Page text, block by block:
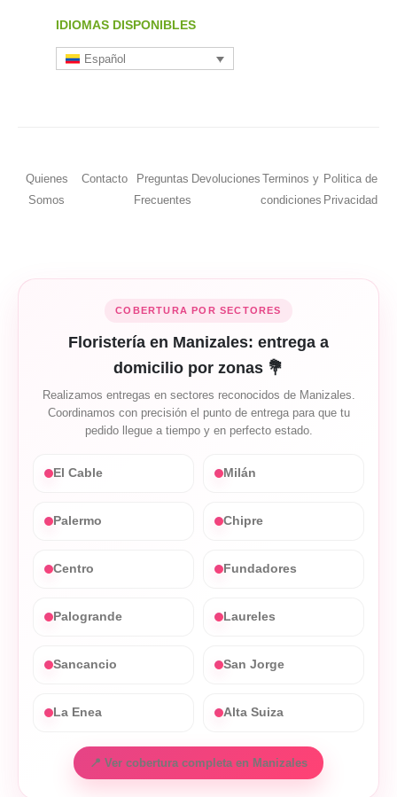
IDIOMAS DISPONIBLES
Español
Quienes
Somos
Contacto
Preguntas
Frecuentes
Devoluciones Terminos y
condiciones
Politica de
Privacidad
COBERTURA POR SECTORES
Floristería en Manizales: entrega a
domicilio por zonas 💐
Realizamos entregas en sectores reconocidos de Manizales.
Coordinamos con precisión el punto de entrega para que tu
pedido llegue a tiempo y en perfecto estado.
El Cable Milán
Palermo Chipre
Centro Fundadores
Palogrande Laureles
Sancancio San Jorge
La Enea Alta Suiza
📍 Ver cobertura completa en Manizales